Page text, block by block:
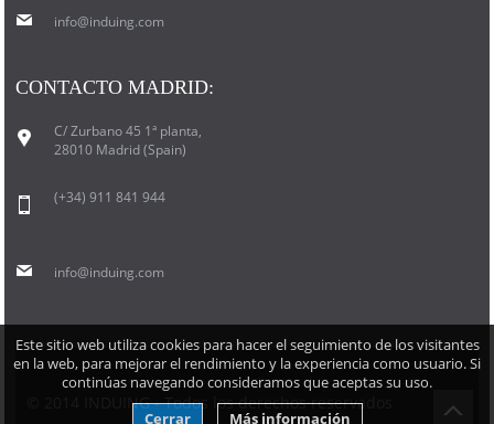
info@induing.com
CONTACTO MADRID:
C/ Zurbano 45 1ª planta,
28010 Madrid (Spain)
(+34) 911 841 944
info@induing.com
© 2014 INDUING - Todos los derechos reservados
Este sitio web utiliza cookies para hacer el seguimiento de los visitantes
en la web, para mejorar el rendimiento y la experiencia como usuario. Si
continúas navegando consideramos que aceptas su uso.
Cerrar
Más información